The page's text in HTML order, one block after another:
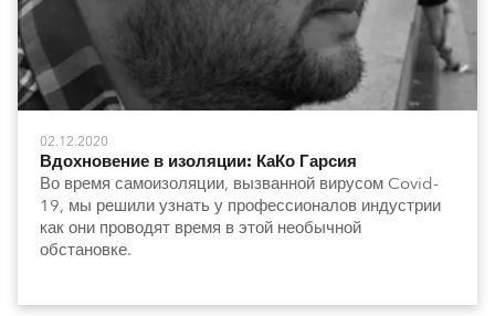
02.12.2020
Вдохновение в изоляции: КаКо Гарсия
Во время самоизоляции, вызванной вирусом Covid-
19, мы решили узнать у профессионалов индустрии
как они проводят время в этой необычной
обстановке.